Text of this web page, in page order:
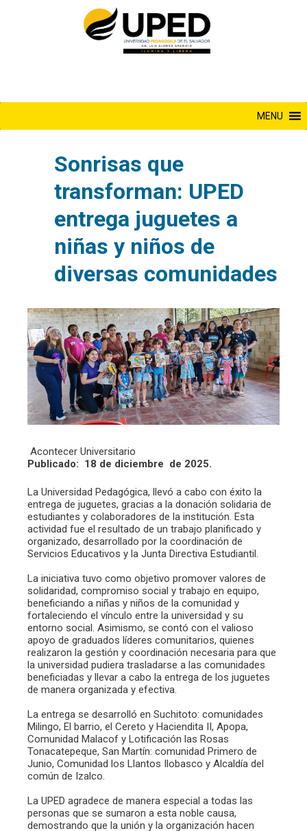
MENU
Sonrisas que
transforman: UPED
entrega juguetes a
niñas y niños de
diversas comunidades
Acontecer Universitario
Publicado: 18 de diciembre de 2025.
La Universidad Pedagógica, llevó a cabo con éxito la
entrega de juguetes, gracias a la donación solidaria de
estudiantes y colaboradores de la institución. Esta
actividad fue el resultado de un trabajo planificado y
organizado, desarrollado por la coordinación de
Servicios Educativos y la Junta Directiva Estudiantil.
La iniciativa tuvo como objetivo promover valores de
solidaridad, compromiso social y trabajo en equipo,
beneficiando a niñas y niños de la comunidad y
fortaleciendo el vínculo entre la universidad y su
entorno social. Asimismo, se contó con el valioso
apoyo de graduados líderes comunitarios, quienes
realizaron la gestión y coordinación necesaria para que
la universidad pudiera trasladarse a las comunidades
beneficiadas y llevar a cabo la entrega de los juguetes
de manera organizada y efectiva.
La entrega se desarrolló en Suchitoto: comunidades
Milingo, El barrio, el Cereto y Haciendita II, Apopa,
Comunidad Malacof y Lotificación las Rosas
Tonacatepeque, San Martín: comunidad Primero de
Junio, Comunidad los Llantos Ilobasco y Alcaldía del
común de Izalco.
La UPED agradece de manera especial a todas las
personas que se sumaron a esta noble causa,
demostrando que la unión y la organización hacen